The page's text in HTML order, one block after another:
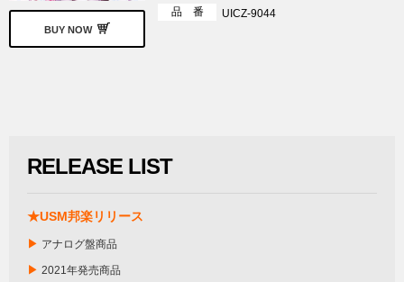
BUY NOW
品 番
UICZ-9044
RELEASE LIST
★USM邦楽リリース
▶ アナログ盤商品
▶ 2021年発売商品